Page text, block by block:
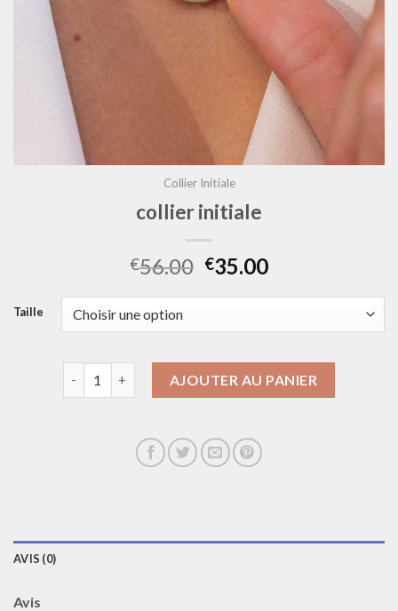
Collier Initiale
collier initiale
€56.00 €35.00
Taille
AJOUTER AU PANIER
AVIS (0)
Avis